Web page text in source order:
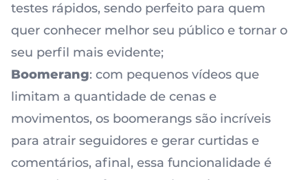
testes rápidos, sendo perfeito para quem
quer conhecer melhor seu público e tornar o
seu perfil mais evidente;
Boomerang: com pequenos vídeos que
limitam a quantidade de cenas e
movimentos, os boomerangs são incríveis
para atrair seguidores e gerar curtidas e
comentários, afinal, essa funcionalidade é